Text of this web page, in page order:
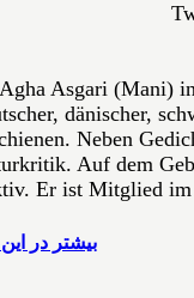
Asgari (Mani)
dänischer,
Neben
Auf dem
Er ist Mitglied
بيشتر در